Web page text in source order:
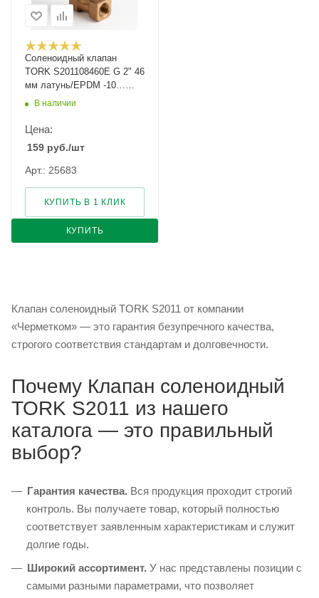
Соленоидный клапан
TORK S201108460E G 2" 46
мм латунь/EPDM -10…
+140
В наличии
Цена:
159 руб./шт
Арт.: 25683
КУПИТЬ
КУПИТЬ В 1 КЛИК
Клапан соленоидный TORK S2011 от компании
«Черметком» — это гарантия безупречного качества,
строгого соответствия стандартам и долговечности.
Почему Клапан соленоидный
TORK S2011 из нашего
каталога — это правильный
выбор?
Гарантия качества. Вся продукция проходит строгий
контроль. Вы получаете товар, который полностью
соответствует заявленным характеристикам и служит
долгие годы.
Широкий ассортимент. У нас представлены позиции с
самыми разными параметрами, что позволяет